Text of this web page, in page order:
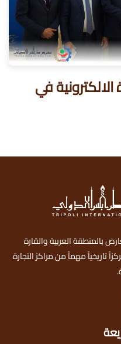
الالكترونية في
بالمنطقة العربية والقارة
تاريخياً مهماً من مراكز التجارة